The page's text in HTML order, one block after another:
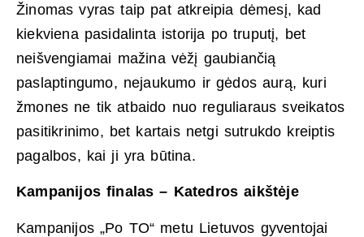
Žinomas vyras taip pat atkreipia dėmesį, kad
kiekviena pasidalinta istorija po truputį, bet
neišvengiamai mažina vėžį gaubiančią
paslaptingumo, nejaukumo ir gėdos aurą, kuri
žmones ne tik atbaido nuo reguliaraus sveikatos
pasitikrinimo, bet kartais netgi sutrukdo kreiptis
pagalbos, kai ji yra būtina.
Kampanijos finalas – Katedros aikštėje
Kampanijos „Po TO“ metu Lietuvos gyventojai